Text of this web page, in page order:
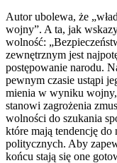
Autor ubolewa, że
wojny”. A ta, jak
wolność:
zewnętrznym jest
postępowanie narodu.
pewnym czasie ustąpi
mienia w wyniku
stanowi zagrożenia
wolności do szukania
które mają tendencję
politycznych. Aby
końcu stają się one